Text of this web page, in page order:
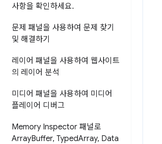
사항을 확인하세요.
문제 패널을 사용하여 문제 찾기
및 해결하기
레이어 패널을 사용하여 웹사이트
의 레이어 분석
미디어 패널을 사용하여 미디어
플레이어 디버그
Memory Inspector 패널로
ArrayBuffer, TypedArray, Data